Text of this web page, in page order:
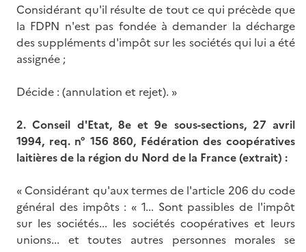
Considérant qu'il résulte de tout ce qui précède que
la FDPN n'est pas fondée à demander la décharge
des suppléments d'impôt sur les sociétés qui lui a été
assignée ;
Décide : (annulation et rejet). »
2. Conseil d'Etat, 8e et 9e sous-sections, 27 avril
1994, req. n° 156 860, Fédération des coopératives
laitières de la région du Nord de la France (extrait) :
« Considérant qu'aux termes de l'article 206 du code
général des impôts : « 1... Sont passibles de l'impôt
sur les sociétés... les sociétés coopératives et leurs
unions... et toutes autres personnes morales se